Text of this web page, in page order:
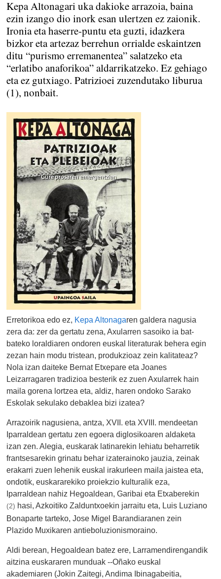
Kepa Altonagari uka dakioke arrazoia, baina
ezin izango dio inork esan ulertzen ez zaionik.
Ironia eta haserre-puntu eta guzti, idazkera
bizkor eta artezaz berrehun orrialde eskaintzen
ditu “purismo erremanentea” salatzeko eta
“erlatibo anaforikoa” aldarrikatzeko. Ez gehiago
eta ez gutxiago. Patrizioei zuzendutako liburua
(1), nonbait.
Erretorikoa edo ez, Kepa Altonagaren galdera nagusia
zera da: zer da gertatu zena, Axularren sasoiko ia bat-
bateko loraldiaren ondoren euskal literaturak behera egin
zezan hain modu tristean, produkzioaz zein kalitateaz?
Nola izan daiteke Bernat Etxepare eta Joanes
Leizarragaren tradizioa besterik ez zuen Axularrek hain
maila gorena lortzea eta, aldiz, haren ondoko Sarako
Eskolak sekulako debaklea bizi izatea?
Arrazoirik nagusiena, antza, XVII. eta XVIII. mendeetan
Iparraldean gertatu zen egoera diglosikoaren aldaketa
izan zen. Alegia, euskarak latinarekin lehiatu beharretik
frantsesarekin grinatu behar izaterainoko jauzia, zeinak
erakarri zuen lehenik euskal irakurleen maila jaistea eta,
ondotik, euskararekiko proiekzio kulturalik eza,
Iparraldean nahiz Hegoaldean, Garibai eta Etxaberekin
(2) hasi, Azkoitiko Zalduntxoekin jarraitu eta, Luis Luziano
Bonaparte tarteko, Jose Migel Barandiaranen zein
Plazido Muxikaren antieboluzionismoraino.
Aldi berean, Hegoaldean batez ere, Larramendirengandik
aitzina euskararen munduak --Oñako euskal
akademiaren (Jokin Zaitegi, Andima Ibinagabeitia,